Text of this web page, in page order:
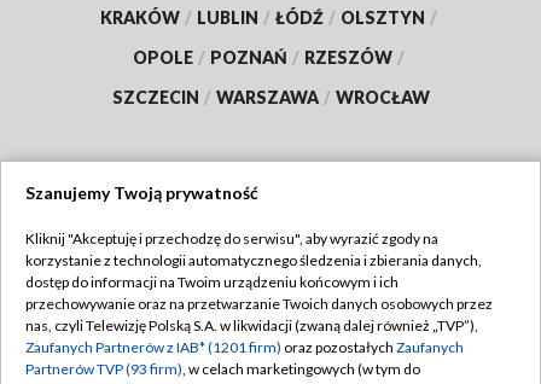
KRAKÓW / LUBLIN / ŁÓDŹ / OLSZTYN /
OPOLE / POZNAŃ / RZESZÓW /
SZCZECIN / WARSZAWA / WROCŁAW
TVP
Abonament TVP
Emisja w TVP
Regulamin TVP
Polityka prywatności
Szanujemy Twoją prywatność
Kliknij "Akceptuję i przechodzę do serwisu", aby wyrazić zgody na
korzystanie z technologii automatycznego śledzenia i zbierania danych,
dostęp do informacji na Twoim urządzeniu końcowym i ich
przechowywanie oraz na przetwarzanie Twoich danych osobowych przez
nas, czyli Telewizję Polską S.A. w likwidacji (zwaną dalej również „TVP”),
Zaufanych Partnerów z IAB* (1201 firm) oraz pozostałych Zaufanych
Partnerów TVP (93 firm), w celach marketingowych (w tym do